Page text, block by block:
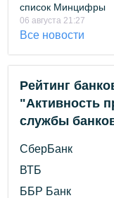
список Минцифры
06 августа 21:27
Все новости
Рейтинг
"Активность
службы
СберБанк
ВТБ
ББР Банк